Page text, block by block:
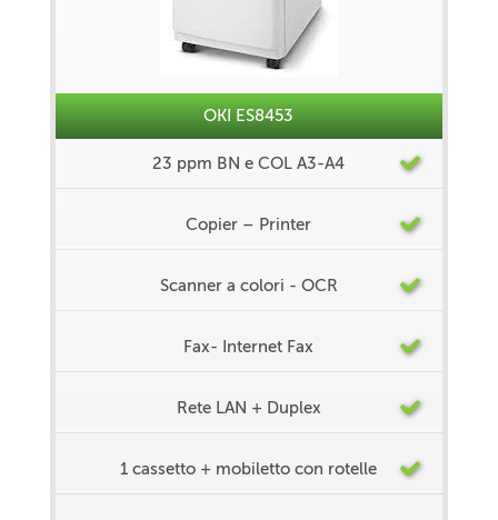
OKI ES8453
23 ppm BN e COL A3-A4
Copier – Printer
Scanner a colori - OCR
Fax- Internet Fax
Rete LAN + Duplex
1 cassetto + mobiletto con rotelle